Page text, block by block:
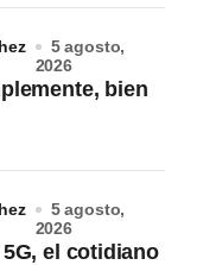
bien
5 agosto,
2026
el cotidiano
5 agosto,
2026